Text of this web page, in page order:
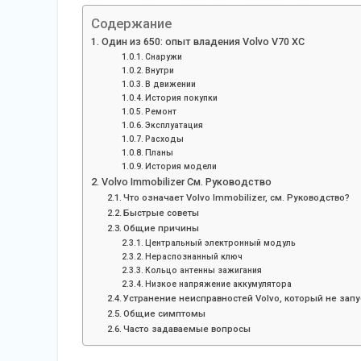
Содержание
Один из 650: опыт владения Volvo V70 XC
Снаружи
Внутри
В движении
История покупки
Ремонт
Эксплуатация
Расходы
Планы
История модели
Volvo Immobilizer См. Руководство
Что означает Volvo Immobilizer, см. Руководство?
Быстрые советы
Общие причины
Центральный электронный модуль
Нераспознанный ключ
Кольцо антенны зажигания
Низкое напряжение аккумулятора
Устранение неисправностей Volvo, который не
Общие симптомы
Часто задаваемые вопросы